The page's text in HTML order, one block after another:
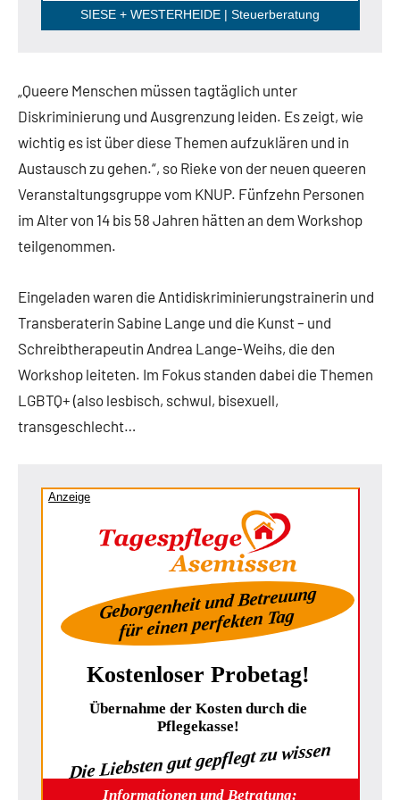
SIESE + WESTERHEIDE | Steuerberatung
„Queere Menschen müssen tagtäglich unter
Diskriminierung und Ausgrenzung leiden. Es zeigt, wie
wichtig es ist über diese Themen aufzuklären und in
Austausch zu gehen.“, so Rieke von der neuen queeren
Veranstaltungsgruppe vom KNUP. Fünfzehn Personen
im Alter von 14 bis 58 Jahren hätten an dem Workshop
teilgenommen.
Eingeladen waren die Antidiskriminierungstrainerin und
Transberaterin Sabine Lange und die Kunst – und
Schreibtherapeutin Andrea Lange-Weihs, die den
Workshop leiteten. Im Fokus standen dabei die Themen
LGBTQ+ (also lesbisch, schwul, bisexuell,
transgeschlecht…
Anzeige
Geborgenheit und Betreuung
für einen perfekten Tag
Kostenloser Probetag!
Übernahme der Kosten durch die
Pflegekasse!
Die Liebsten gut gepflegt zu wissen
Informationen und Betratung: